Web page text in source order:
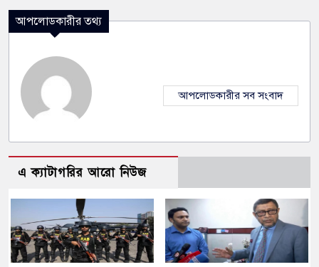
আপলোডকারীর তথ্য
আপলোডকারীর সব সংবাদ
এ ক্যাটাগরির আরো নিউজ